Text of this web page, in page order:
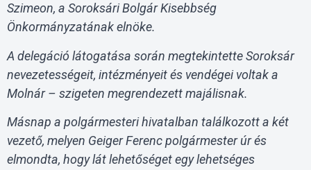
Szimeon, a Soroksári Bolgár Kisebbség
Önkormányzatának elnöke.
A delegáció látogatása során megtekintette Soroksár
nevezetességeit, intézményeit és vendégei voltak a
Molnár – szigeten megrendezett majálisnak.
Másnap a polgármesteri hivatalban találkozott a két
vezető, melyen Geiger Ferenc polgármester úr és
elmondta, hogy lát lehetőséget egy lehetséges